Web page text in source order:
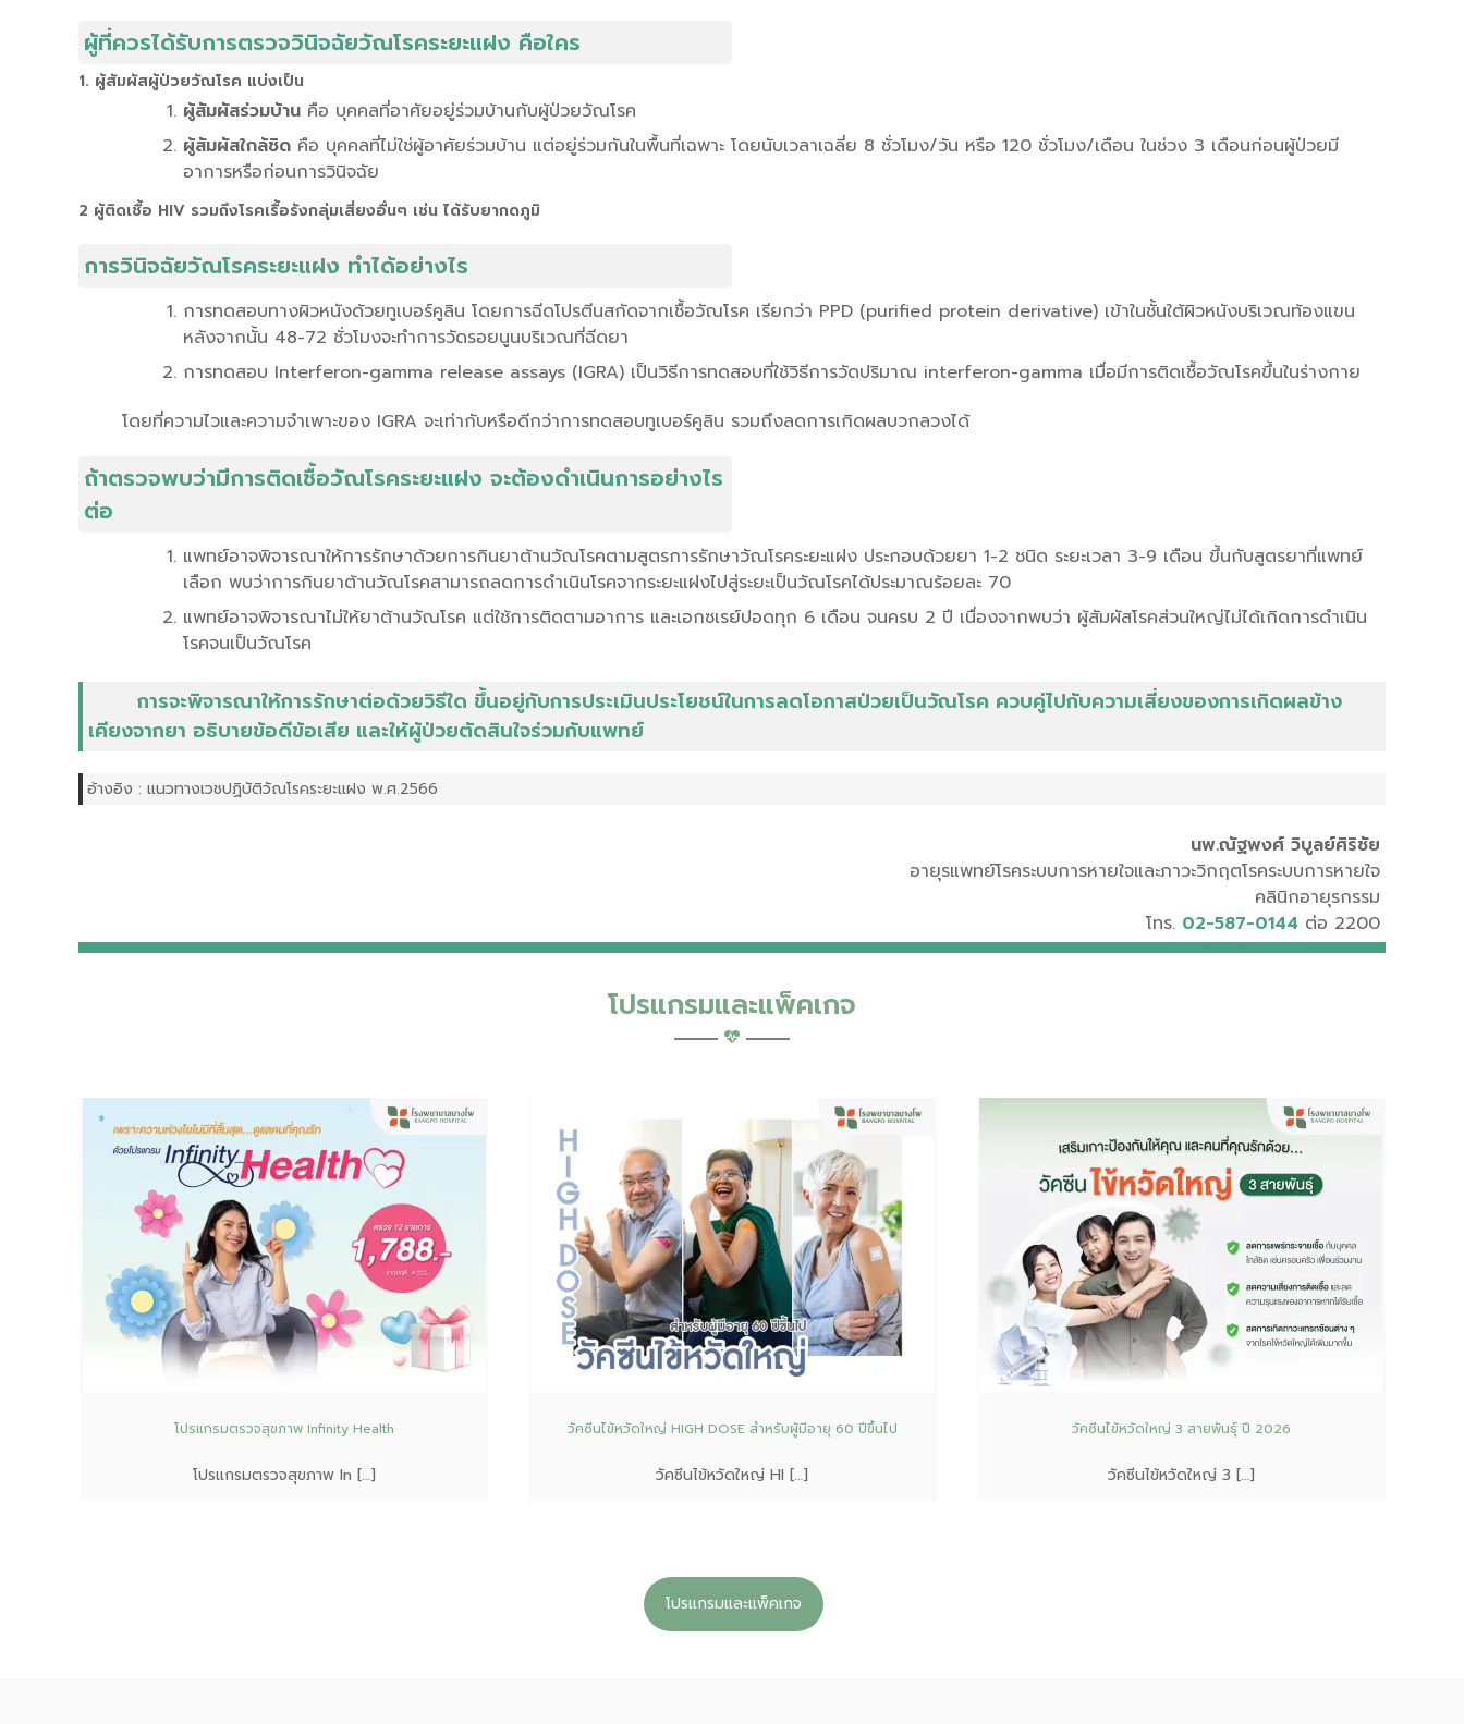
ผู้ที่ควรได้รับการตรวจวินิจฉัยวัณโรคระยะแฝง คือใคร
1. ผู้สัมผัสผู้ป่วยวัณโรค แบ่งเป็น
ผู้สัมผัสร่วมบ้าน คือ บุคคลที่อาศัยอยู่ร่วมบ้านกับผู้ป่วยวัณโรค
ผู้สัมผัสใกล้ชิด คือ บุคคลที่ไม่ใช่ผู้อาศัยร่วมบ้าน แต่อยู่ร่วมกันในพื้นที่เฉพาะ โดยนับเวลาเฉลี่ย 8 ชั่วโมง/วัน หรือ 120 ชั่วโมง/เดือน ในช่วง 3 เดือนก่อนผู้ป่วยมี
อาการหรือก่อนการวินิจฉัย
2 ผู้ติดเชื้อ HIV รวมถึงโรคเรื้อรังกลุ่มเสี่ยงอื่นๆ เช่น ได้รับยากดภูมิ
การวินิจฉัยวัณโรคระยะแฝง ทำได้อย่างไร
การทดสอบทางผิวหนังด้วยทูเบอร์คูลิน โดยการฉีดโปรตีนสกัดจากเชื้อวัณโรค เรียกว่า PPD (purified protein derivative) เข้าในชั้นใต้ผิวหนังบริเวณท้องแขน
หลังจากนั้น 48-72 ชั่วโมงจะทำการวัดรอยนูนบริเวณที่ฉีดยา
การทดสอบ Interferon-gamma release assays (IGRA) เป็นวิธีการทดสอบที่ใช้วิธีการวัดปริมาณ interferon-gamma เมื่อมีการติดเชื้อวัณโรคขึ้นในร่างกาย
โดยที่ความไวและความจำเพาะของ IGRA จะเท่ากับหรือดีกว่าการทดสอบทูเบอร์คูลิน รวมถึงลดการเกิดผลบวกลวงได้
ถ้าตรวจพบว่ามีการติดเชื้อวัณโรคระยะแฝง จะต้องดำเนินการอย่างไร
ต่อ
แพทย์อาจพิจารณาให้การรักษาด้วยการกินยาต้านวัณโรคตามสูตรการรักษาวัณโรคระยะแฝง ประกอบด้วยยา 1-2 ชนิด ระยะเวลา 3-9 เดือน ขึ้นกับสูตรยาที่แพทย์
เลือก พบว่าการกินยาต้านวัณโรคสามารถลดการดำเนินโรคจากระยะแฝงไปสู่ระยะเป็นวัณโรคได้ประมาณร้อยละ 70
แพทย์อาจพิจารณาไม่ให้ยาต้านวัณโรค แต่ใช้การติดตามอาการ และเอกซเรย์ปอดทุก 6 เดือน จนครบ 2 ปี เนื่องจากพบว่า ผู้สัมผัสโรคส่วนใหญ่ไม่ได้เกิดการดำเนิน
โรคจนเป็นวัณโรค
การจะพิจารณาให้การรักษาต่อด้วยวิธีใด ขึ้นอยู่กับการประเมินประโยชน์ในการลดโอกาสป่วยเป็นวัณโรค ควบคู่ไปกับความเสี่ยงของการเกิดผลข้าง
เคียงจากยา อธิบายข้อดีข้อเสีย และให้ผู้ป่วยตัดสินใจร่วมกับแพทย์
อ้างอิง : แนวทางเวชปฏิบัติวัณโรคระยะแฝง พ.ศ.2566
นพ.ณัฐพงศ์ วิบูลย์ศิริชัย
อายุรแพทย์โรคระบบการหายใจและภาวะวิกฤตโรคระบบการหายใจ
คลินิกอายุรกรรม
โทร. 02-587-0144 ต่อ 2200
โปรแกรมและแพ็คเกจ
โปรแกรมตรวจสุขภาพ Infinity Health
โปรแกรมตรวจสุขภาพ In […]
วัคซีนไข้หวัดใหญ่ HIGH DOSE สำหรับผู้มีอายุ 60 ปีขึ้นไป
วัคซีนไข้หวัดใหญ่ HI […]
วัคซีนไข้หวัดใหญ่ 3 สายพันธุ์ ปี 2026
วัคซีนไข้หวัดใหญ่ 3 […]
โปรแกรมและแพ็คเกจ